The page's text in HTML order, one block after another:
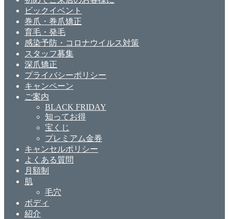
ビックイベント
巻爪・巻爪矯正
育毛・発毛
感染予防・コロナウイルス対策
スタッフ募集
深爪矯正
プライバシーポリシー
キャンペーン
ご案内
BLACK FRIDAY
知ってお得
宝くじ
プレミアム金券
キャンセルポリシー
よくある質問
月額制
肌
毛穴
ボディ
紹介